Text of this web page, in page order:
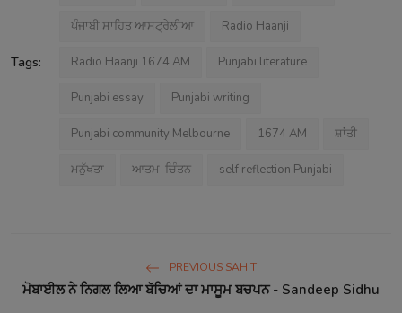
Tags:
ਪੰਜਾਬੀ ਸਾਹਿਤ ਆਸਟ੍ਰੇਲੀਆ Radio Haanji
Radio Haanji 1674 AM Punjabi literature
Punjabi essay Punjabi writing
Punjabi community Melbourne 1674 AM ਸ਼ਾਂਤੀ
ਮਨੁੱਖਤਾ ਆਤਮ-ਚਿੰਤਨ self reflection Punjabi
PREVIOUS SAHIT
ਮੋਬਾਈਲ ਨੇ ਨਿਗਲ ਲਿਆ ਬੱਚਿਆਂ ਦਾ ਮਾਸੂਮ ਬਚਪਨ - Sandeep Sidhu